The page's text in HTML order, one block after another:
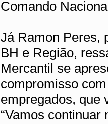
Comando
Já Ramon Peres,
BH e Região,
Mercantil se
compromisso
empregados, que
“Vamos